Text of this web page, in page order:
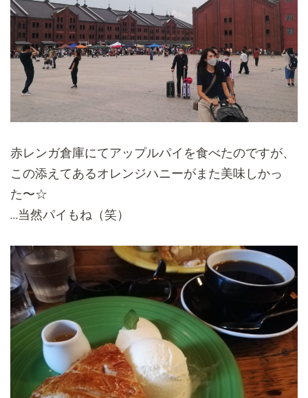
赤レンガ倉庫にてアップルパイを食べたのですが、
この添えてあるオレンジハニーがまた美味しかっ
た〜☆
…当然パイもね（笑）